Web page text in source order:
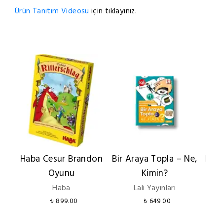
Ürün Tanıtım Videosu için tıklayınız.
Haba Cesur Brandon
Oyunu
Haba
₺ 899.00
Bir Araya Topla – Ne,
Kimin?
Lali Yayınları
₺ 649.00